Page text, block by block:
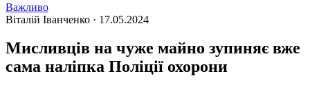
Важливо
Віталій Іванченко · 17.05.2024
Мисливців на чуже майно зупиняє вже
сама наліпка Поліції охорони